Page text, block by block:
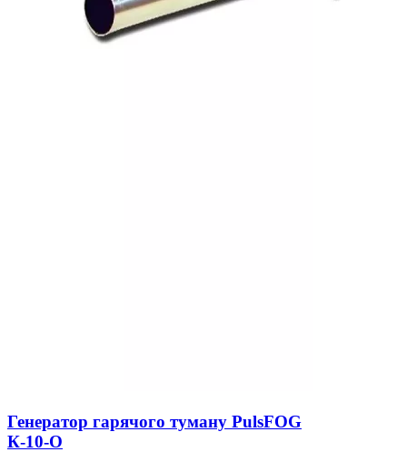
Генератор гарячого туману PulsFOG
К-10-О